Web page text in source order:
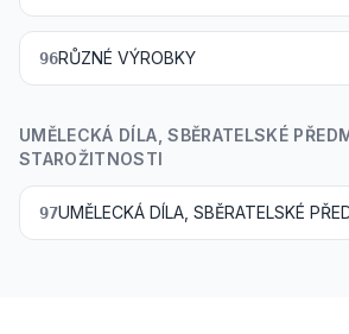
96RŮZNÉ VÝROBKY
UMĚLECKÁ DÍLA, SBĚRATELSKÉ
STAROŽITNOSTI
97